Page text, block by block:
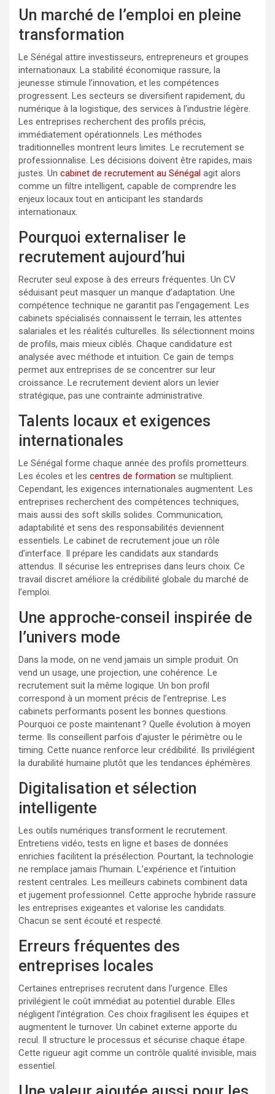
Un marché de l’emploi en pleine
transformation
Le Sénégal attire investisseurs, entrepreneurs et groupes
internationaux. La stabilité économique rassure, la
jeunesse stimule l’innovation, et les compétences
progressent. Les secteurs se diversifient rapidement, du
numérique à la logistique, des services à l’industrie légère.
Les entreprises recherchent des profils précis,
immédiatement opérationnels. Les méthodes
traditionnelles montrent leurs limites. Le recrutement se
professionnalise. Les décisions doivent être rapides, mais
justes. Un cabinet de recrutement au Sénégal agit alors
comme un filtre intelligent, capable de comprendre les
enjeux locaux tout en anticipant les standards
internationaux.
Pourquoi externaliser le
recrutement aujourd’hui
Recruter seul expose à des erreurs fréquentes. Un CV
séduisant peut masquer un manque d’adaptation. Une
compétence technique ne garantit pas l’engagement. Les
cabinets spécialisés connaissent le terrain, les attentes
salariales et les réalités culturelles. Ils sélectionnent moins
de profils, mais mieux ciblés. Chaque candidature est
analysée avec méthode et intuition. Ce gain de temps
permet aux entreprises de se concentrer sur leur
croissance. Le recrutement devient alors un levier
stratégique, pas une contrainte administrative.
Talents locaux et exigences
internationales
Le Sénégal forme chaque année des profils prometteurs.
Les écoles et les centres de formation se multiplient.
Cependant, les exigences internationales augmentent. Les
entreprises recherchent des compétences techniques,
mais aussi des soft skills solides. Communication,
adaptabilité et sens des responsabilités deviennent
essentiels. Le cabinet de recrutement joue un rôle
d’interface. Il prépare les candidats aux standards
attendus. Il sécurise les entreprises dans leurs choix. Ce
travail discret améliore la crédibilité globale du marché de
l’emploi.
Une approche-conseil inspirée de
l’univers mode
Dans la mode, on ne vend jamais un simple produit. On
vend un usage, une projection, une cohérence. Le
recrutement suit la même logique. Un bon profil
correspond à un moment précis de l’entreprise. Les
cabinets performants posent les bonnes questions.
Pourquoi ce poste maintenant ? Quelle évolution à moyen
terme. Ils conseillent parfois d’ajuster le périmètre ou le
timing. Cette nuance renforce leur crédibilité. Ils privilégient
la durabilité humaine plutôt que les tendances éphémères.
Digitalisation et sélection
intelligente
Les outils numériques transforment le recrutement.
Entretiens vidéo, tests en ligne et bases de données
enrichies facilitent la présélection. Pourtant, la technologie
ne remplace jamais l’humain. L’expérience et l’intuition
restent centrales. Les meilleurs cabinets combinent data
et jugement professionnel. Cette approche hybride rassure
les entreprises exigeantes et valorise les candidats.
Chacun se sent écouté et respecté.
Erreurs fréquentes des
entreprises locales
Certaines entreprises recrutent dans l’urgence. Elles
privilégient le coût immédiat au potentiel durable. Elles
négligent l’intégration. Ces choix fragilisent les équipes et
augmentent le turnover. Un cabinet externe apporte du
recul. Il structure le processus et sécurise chaque étape.
Cette rigueur agit comme un contrôle qualité invisible, mais
essentiel.